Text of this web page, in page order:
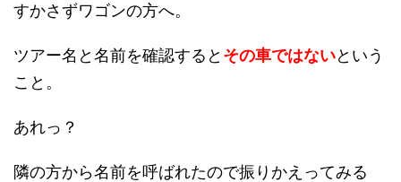
すかさずワゴンの方へ。
ツアー名と名前を確認すると その車ではないという
こと。
あれっ？
隣の方から名前を呼ばれたので振りかえってみる